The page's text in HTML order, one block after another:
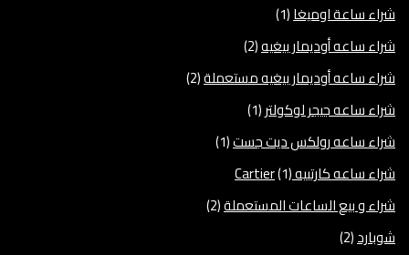
شراء ساعة اوميغا(1)
شراء ساعه أوديمار بيغيه(2)
شراء ساعه أوديمار بيغيه مستعملة(2)
شراء ساعه جيجر لوكولتر(1)
شراء ساعه رولكس ديت جست(1)
شراء ساعه كارتييه Cartier(1)
شراء و بيع الساعات المستعملة(2)
شوبارد(2)